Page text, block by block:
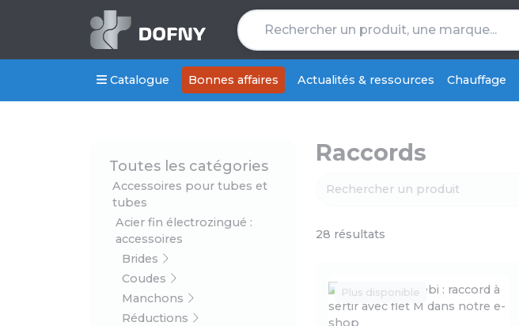
Catalogue Bonnes affaires Actualités & ressources Chauffage
Toutes les catégories
Accessoires pour tubes et
tubes
Acier fin électrozingué :
accessoires
Brides
Coudes
Manchons
Réductions
Raccords
28 résultats
Plus disponible